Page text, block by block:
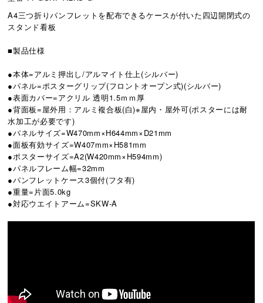
A4三つ折りパンフレットを配布できるケースが付いた四辺開閉式の
スタンド看板
■製品仕様
●本体=アルミ押出し/アルマイト仕上(シルバー)
●パネル=ポスターグリップ(フロントオープン式)(シルバー)
●表面カバー=アクリル 透明1.5ｍｍ厚
●背面板=屋外用：アルミ複合板(白)※屋内・屋外可(ポスターには耐
水加工が必要です)
●パネルサイズ=W470mm×H644mm×D21mm
●面板有効サイズ=W407mm×H581mm
●ポスターサイズ=A2(W420mm×H594mm)
●パネルフレーム幅=32mm
●パンフレットケース3個付(フタ有)
●重量=片面5.0kg
●対応ウエイトアーム=SKW-A